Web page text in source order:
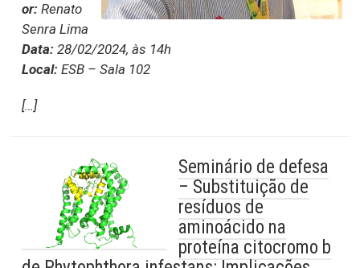
or: Renato
Senra Lima
Data: 28/02/2024, às 14h
Local: ESB – Sala 102
[…]
Seminário de defesa
– Substituição de
resíduos de
aminoácido na
proteína citocromo b